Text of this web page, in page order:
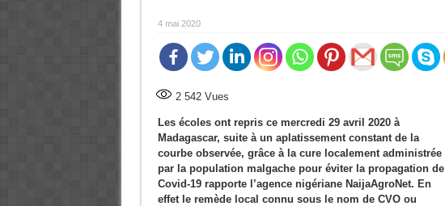
4 mai 2020
2 542Vues
Les écoles ont repris ce mercredi 29 avril 2020 à
Madagascar, suite à un aplatissement constant de la
courbe observée, grâce à la cure localement administrée
par la population malgache pour éviter la propagation de
Covid-19 rapporte l’agence nigériane NaijaAgroNet. En
effet le remède local connu sous le nom de CVO ou